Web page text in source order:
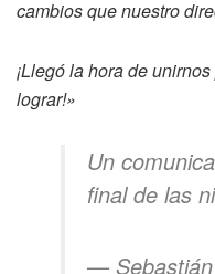
cambios que nuestro
¡Llegó la hora de
lograr!»
Un
final de las
— Sebastián